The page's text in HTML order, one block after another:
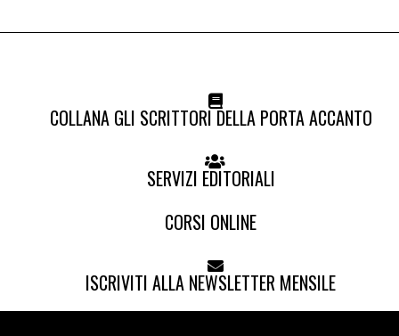
COLLANA GLI SCRITTORI DELLA PORTA ACCANTO
SERVIZI EDITORIALI
CORSI ONLINE
ISCRIVITI ALLA NEWSLETTER MENSILE